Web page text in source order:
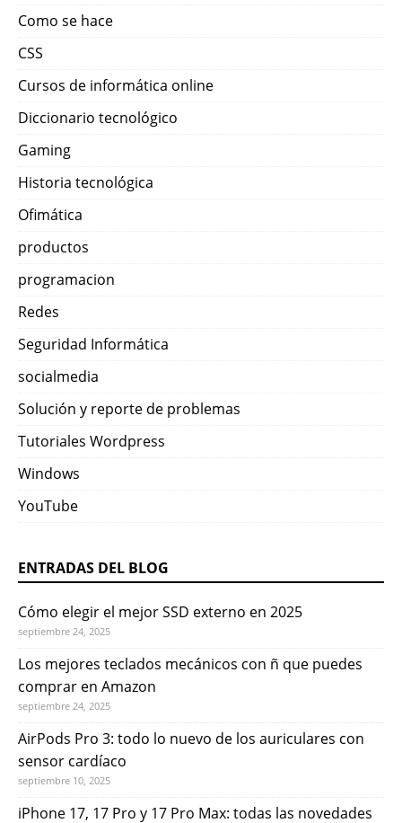
Como se hace
CSS
Cursos de informática online
Diccionario tecnológico
Gaming
Historia tecnológica
Ofimática
productos
programacion
Redes
Seguridad Informática
socialmedia
Solución y reporte de problemas
Tutoriales Wordpress
Windows
YouTube
ENTRADAS DEL BLOG
Cómo elegir el mejor SSD externo en 2025
septiembre 24, 2025
Los mejores teclados mecánicos con ñ que puedes
comprar en Amazon
septiembre 24, 2025
AirPods Pro 3: todo lo nuevo de los auriculares con
sensor cardíaco
septiembre 10, 2025
iPhone 17, 17 Pro y 17 Pro Max: todas las novedades